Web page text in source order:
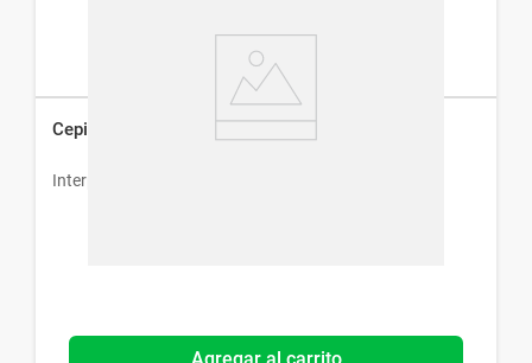
Cepillo Dental Interprox Conical 1,3 mm x 6 un
Interprox